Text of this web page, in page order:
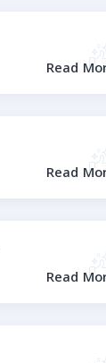
Read
Read
Read